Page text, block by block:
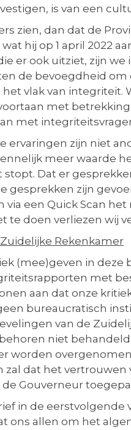
is van een
zien, dan dat de
hij op 1 april 2022
er ook uitziet, zijn
de bevoegdheid
vlak van integriteit.
met
met
ervaringen zijn niet
meer waarde
Dat er
gesprekken zijn
via een Quick Scan
te doen verliezen wij
Rekenkamer
(mee)geven in deze
met
aan dat onze
bureaucratisch
van de
niet
worden
zal dat het
Gouverneur
in de
ons allen om het